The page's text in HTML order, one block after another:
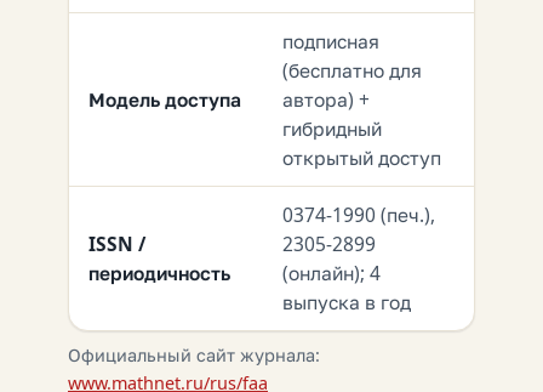
Модель доступа
подписная
(бесплатно для
автора) +
гибридный
открытый доступ
ISSN /
периодичность
0374-1990 (печ.),
2305-2899
(онлайн); 4
выпуска в год
Официальный сайт журнала:
www.mathnet.ru/rus/faa